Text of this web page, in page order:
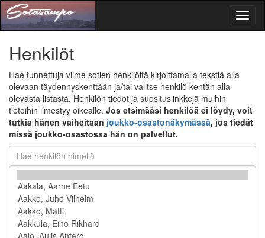
Henkilöt
Hae tunnettuja viime sotien henkilöitä kirjoittamalla tekstiä alla
olevaan täydennyskenttään ja/tai valitse henkilö kentän alla
olevasta listasta. Henkilön tiedot ja suosituslinkkejä muihin
tietoihin ilmestyy oikealle. Jos etsimääsi henkilöä ei löydy, voit
tutkia hänen vaiheitaan joukko-osastonäkymässä, jos tiedät
missä joukko-osastossa hän on palvellut.